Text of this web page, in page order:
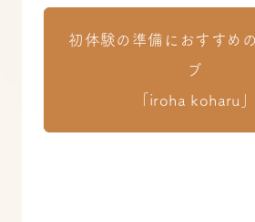
初体験の準備におすすめ
ブ
「iroha koharu」